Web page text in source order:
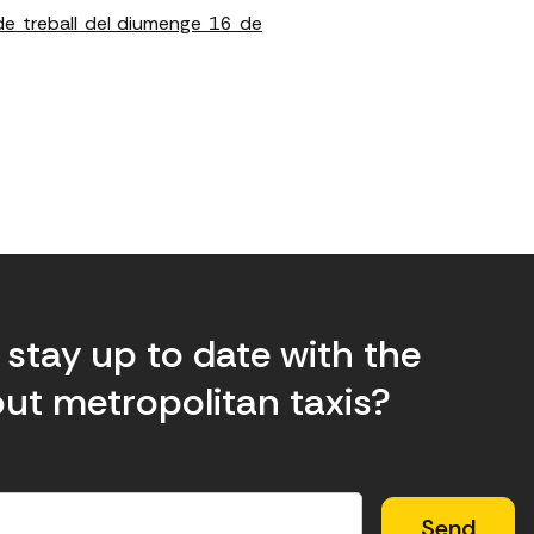
treball del diumenge 16 de
up to date with the
metropolitan taxis?